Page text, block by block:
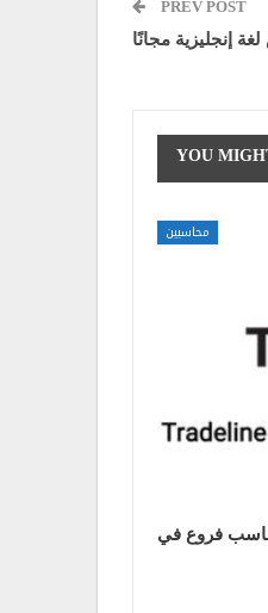
PREV POST
YOU
محاسبين